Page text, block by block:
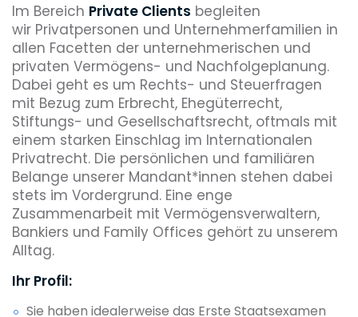
Im Bereich Private Clients begleiten
wir Privatpersonen und Unternehmerfamilien in
allen Facetten der unternehmerischen und
privaten Vermögens- und Nachfolgeplanung.
Dabei geht es um Rechts- und Steuerfragen
mit Bezug zum Erbrecht, Ehegüterrecht,
Stiftungs- und Gesellschaftsrecht, oftmals mit
einem starken Einschlag im Internationalen
Privatrecht. Die persönlichen und familiären
Belange unserer Mandant*innen stehen dabei
stets im Vordergrund. Eine enge
Zusammenarbeit mit Vermögensverwaltern,
Bankiers und Family Offices gehört zu unserem
Alltag.
Ihr Profil:
Sie haben idealerweise das Erste Staatsexamen